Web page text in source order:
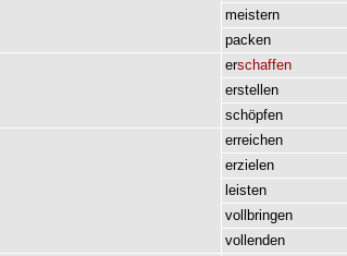
meistern
packen
erschaffen
erstellen
schöpfen
erreichen
erzielen
leisten
vollbringen
vollenden